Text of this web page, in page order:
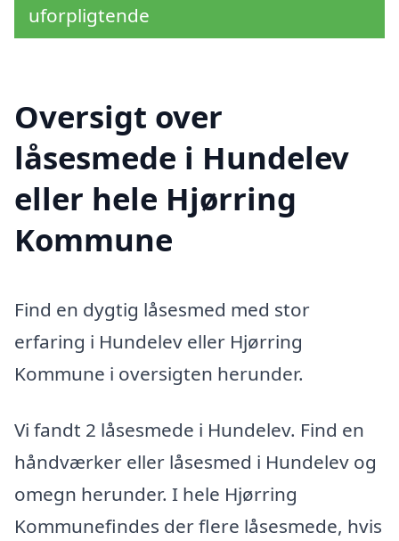
uforpligtende
Oversigt over
låsesmede i Hundelev
eller hele Hjørring
Kommune
Find en dygtig låsesmed med stor
erfaring i Hundelev eller Hjørring
Kommune i oversigten herunder.
Vi fandt 2 låsesmede i Hundelev. Find en
håndværker eller låsesmed i Hundelev og
omegn herunder. I hele Hjørring
Kommunefindes der flere låsesmede, hvis